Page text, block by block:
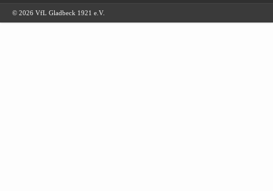
© 2026 VfL Gladbeck 1921 e.V.